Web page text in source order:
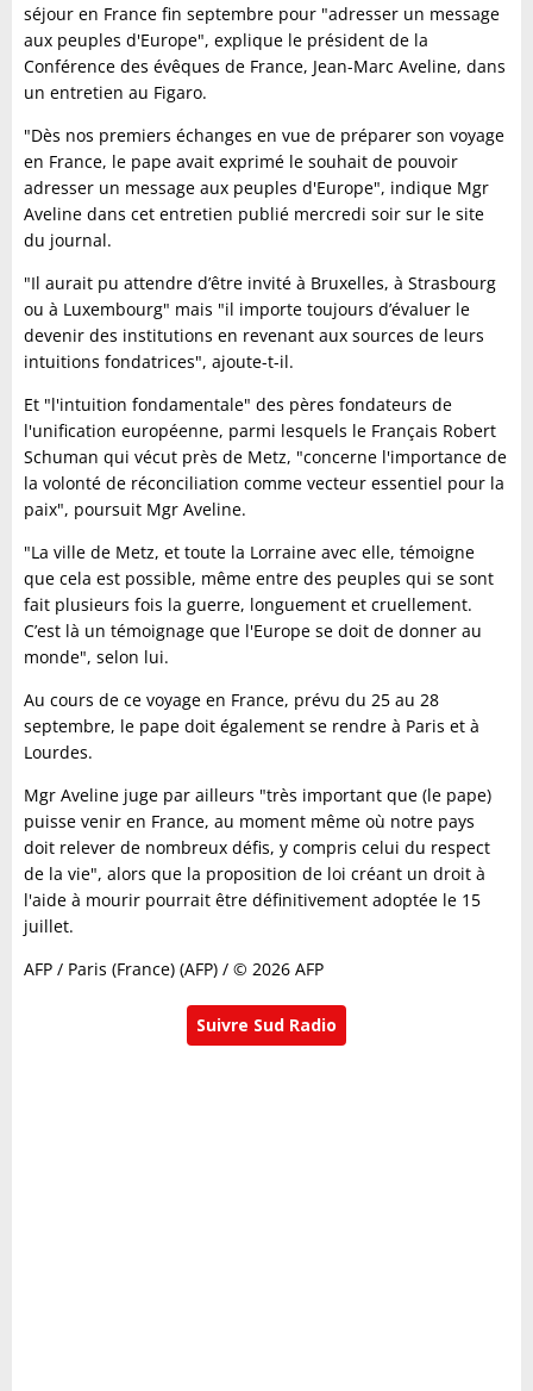
séjour en France fin septembre pour "adresser un message
aux peuples d'Europe", explique le président de la
Conférence des évêques de France, Jean-Marc Aveline, dans
un entretien au Figaro.
"Dès nos premiers échanges en vue de préparer son voyage
en France, le pape avait exprimé le souhait de pouvoir
adresser un message aux peuples d'Europe", indique Mgr
Aveline dans cet entretien publié mercredi soir sur le site
du journal.
"Il aurait pu attendre d’être invité à Bruxelles, à Strasbourg
ou à Luxembourg" mais "il importe toujours d’évaluer le
devenir des institutions en revenant aux sources de leurs
intuitions fondatrices", ajoute-t-il.
Et "l'intuition fondamentale" des pères fondateurs de
l'unification européenne, parmi lesquels le Français Robert
Schuman qui vécut près de Metz, "concerne l'importance de
la volonté de réconciliation comme vecteur essentiel pour la
paix", poursuit Mgr Aveline.
"La ville de Metz, et toute la Lorraine avec elle, témoigne
que cela est possible, même entre des peuples qui se sont
fait plusieurs fois la guerre, longuement et cruellement.
C’est là un témoignage que l'Europe se doit de donner au
monde", selon lui.
Au cours de ce voyage en France, prévu du 25 au 28
septembre, le pape doit également se rendre à Paris et à
Lourdes.
Mgr Aveline juge par ailleurs "très important que (le pape)
puisse venir en France, au moment même où notre pays
doit relever de nombreux défis, y compris celui du respect
de la vie", alors que la proposition de loi créant un droit à
l'aide à mourir pourrait être définitivement adoptée le 15
juillet.
AFP / Paris (France) (AFP) / © 2026 AFP
Suivre Sud Radio